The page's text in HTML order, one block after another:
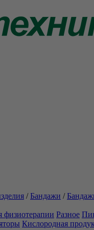
/ Бандажи /
физиотерапии Разное
Кислородная